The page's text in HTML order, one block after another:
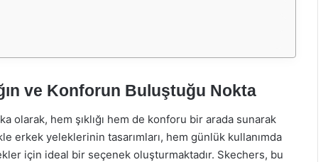
ve Konforun Buluştuğu Nokta
olarak, hem şıklığı hem de konforu bir arada sunarak
erkek yeleklerinin tasarımları, hem günlük kullanımda
için ideal bir seçenek oluşturmaktadır. Skechers, bu